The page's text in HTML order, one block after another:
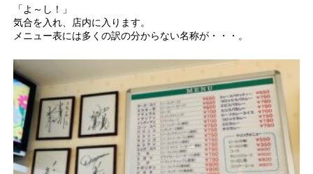
「よ～し！」
気合を入れ、店内に入ります。
メニュー表には多くの訳の分からない名称が・・・。